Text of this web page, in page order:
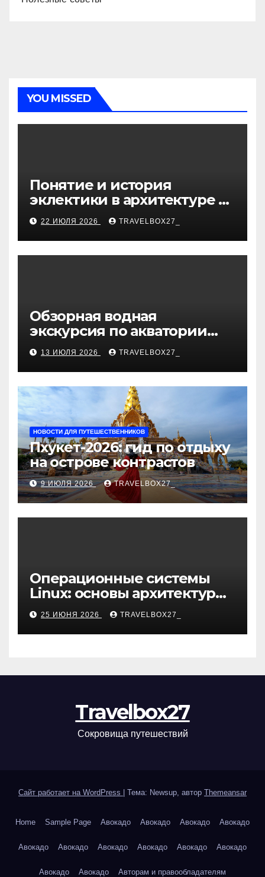
YOU MISSED
Понятие и история
эклектики в архитектуре и
дизайне интерьеров
22 ИЮЛЯ 2026 TRAVELBOX27_
Обзорная водная
экскурсия по акватории
бухты Песчаная
13 ИЮЛЯ 2026 TRAVELBOX27_
НОВОСТИ ДЛЯ ПУТЕШЕСТВЕННИКОВ
Пхукет-2026: гид по отдыху
на острове контрастов
9 ИЮЛЯ 2026 TRAVELBOX27_
Операционные системы
Linux: основы архитектуры,
компоненты и области
применения
25 ИЮНЯ 2026 TRAVELBOX27_
Travelbox27
Сокровища путешествий
Сайт работает на WordPress Тема: Newsup, автор Themeansar
Home Sample Page Авокадо Авокадо Авокадо Авокадо
Авокадо Авокадо Авокадо Авокадо Авокадо Авокадо
Авокадо Авокадо Авторам и правообладателям